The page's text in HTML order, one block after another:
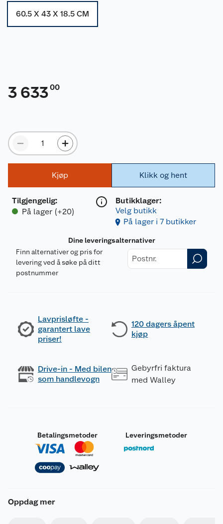
60.5 X 43 X 18.5 CM
3 63300
Kjøp
Tilgjengelig:
På lager (+20)
Klikk og hent
Butikklager:
Velg butikk
På lager i 7 butikker
Dine leveringsalternativer
Finn alternativer og pris for
levering ved å søke på ditt
postnummer
Lavprisløfte -
garantert lave
priser!
120 dagers åpent
kjøp
Drive-in - Med bilen
som handlevogn
Gebyrfri faktura
med Walley
Betalingsmetoder Leveringsmetoder
Oppdag mer